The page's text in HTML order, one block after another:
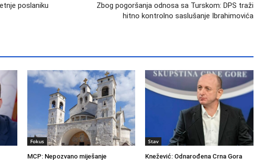
poslaniku
Zbog pogoršanja odnosa sa Turskom: DPS traži
hitno kontrolno saslušanje Ibrahimovića
Fokus
MCP: Nepozvano miješanje
Stav
Knežević: Odnarođena Crna Gora